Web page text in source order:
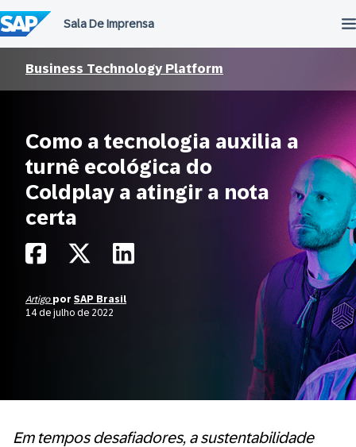
para
o
conteúdo
Business Technology Platform
Como a tecnologia auxilia a
turnê ecológica do
Coldplay a atingir a nota
certa
Artigo por SAP Brasil
14 de julho de 2022
Em tempos desafiadores, a sustentabilidade